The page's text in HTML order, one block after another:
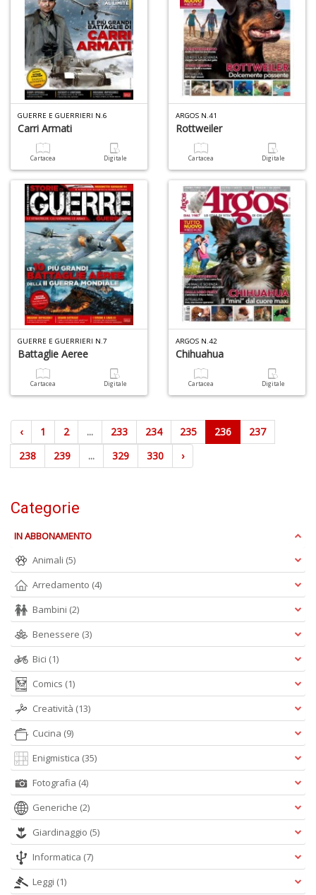
GUERRE E GUERRIERI N.6
Carri Armati
Cartacea Digitale
ARGOS N.41
Rottweiler
Cartacea Digitale
GUERRE E GUERRIERI N.7
Battaglie Aeree
Cartacea Digitale
ARGOS N.42
Chihuahua
Cartacea Digitale
‹ 1 2 ... 233 234 235 236
237
238
239 ... 329 330 ›
Categorie
IN ABBONAMENTO
Animali (5)
Arredamento (4)
Bambini (2)
Benessere (3)
Bici (1)
Comics (1)
Creatività (13)
Cucina (9)
Enigmistica (35)
Fotografia (4)
Generiche (2)
Giardinaggio (5)
Informatica (7)
Leggi (1)